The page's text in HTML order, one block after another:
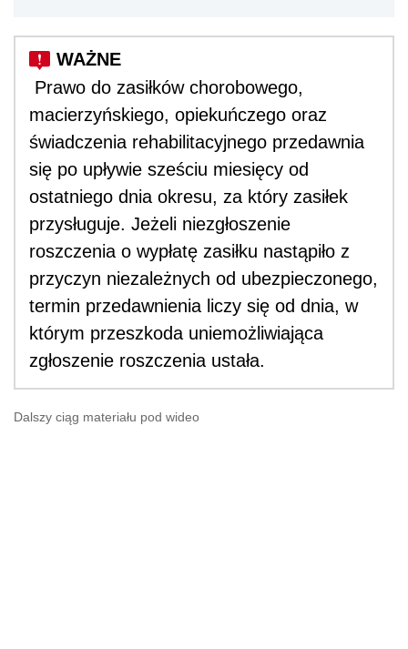
Prawo do zasiłków chorobowego,
macierzyńskiego, opiekuńczego oraz
świadczenia rehabilitacyjnego przedawnia
się po upływie sześciu miesięcy od
ostatniego dnia okresu, za który zasiłek
przysługuje. Jeżeli niezgłoszenie
roszczenia o wypłatę zasiłku nastąpiło z
przyczyn niezależnych od ubezpieczonego,
termin przedawnienia liczy się od dnia, w
którym przeszkoda uniemożliwiająca
zgłoszenie roszczenia ustała.
Dalszy ciąg materiału pod wideo